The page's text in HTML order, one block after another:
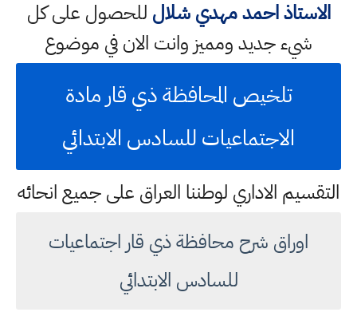
الاستاذ احمد مهدي شلال للحصول على كل
شيء جديد ومميز وانت الان في موضوع
تلخيص المحافظة ذي قار مادة
الاجتماعيات للسادس الابتدائي
التقسيم الاداري لوطننا العراق على جميع انحائه
اوراق شرح محافظة ذي قار اجتماعيات
للسادس الابتدائي